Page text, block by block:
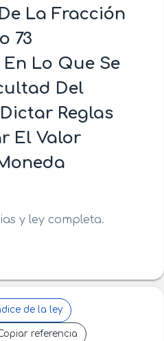
La Fracción
73
Lo Que Se
Del
Reglas
El Valor
y ley completa.
de la ley
referencia